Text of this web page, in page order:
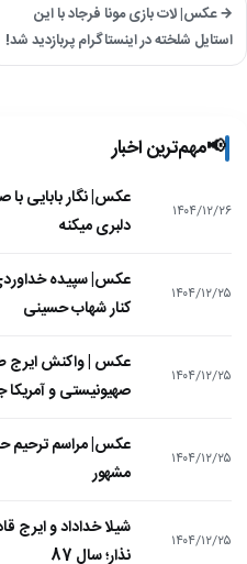
→ عکس| لات بازی مونا فرجاد با این
استایل شلخته در اینستاگرام پربازدید شد!
📢مهم‌ترین اخبار
۱۴۰۴/۱۲/۲۶
عکس| نگار بابایی
دلبری میکنه
۱۴۰۴/۱۲/۲۵
کنار شهاب حسینی
۱۴۰۴/۱۲/۲۵
عکس | واکنش ایرج
صهیونیستی و
۱۴۰۴/۱۲/۲۵
عکس| مراسم ترحیم
مشهور
۱۴۰۴/۱۲/۲۵
شیلا خداداد و ایرج
نذار؛ سال 87